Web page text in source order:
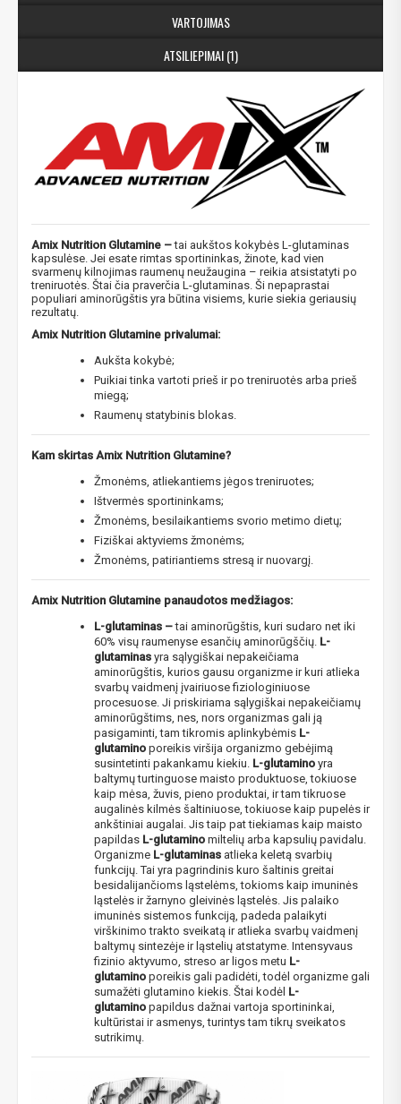
VARTOJIMAS
ATSILIEPIMAI (1)
Amix Nutrition Glutamine –tai aukštos kokybės L-glutaminas
kapsulėse. Jei esate rimtas sportininkas, žinote, kad vien
svarmenų kilnojimas raumenų neužaugina – reikia atsistatyti po
treniruotės. Štai čia praverčia L-glutaminas. Ši nepaprastai
populiari aminorūgštis yra būtina visiems, kurie siekia geriausių
rezultatų.
Amix Nutrition Glutamine privalumai:
Aukšta kokybė;
Puikiai tinka vartoti prieš ir po treniruotės arba prieš
miegą;
Raumenų statybinis blokas.
Kam skirtas Amix Nutrition Glutamine?
​Žmonėms, atliekantiems jėgos treniruotes;
Ištvermės sportininkams;
Žmonėms, besilaikantiems svorio metimo dietų;
Fiziškai aktyviems žmonėms;
Žmonėms, patiriantiems stresą ir nuovargį.
Amix Nutrition Glutamine panaudotos medžiagos:
L-glutaminas –tai aminorūgštis, kuri sudaro net iki
60% visų raumenyse esančių aminorūgščių. L-
glutaminas yra sąlygiškai nepakeičiama
aminorūgštis, kurios gausu organizme ir kuri atlieka
svarbų vaidmenį įvairiuose fiziologiniuose
procesuose. Ji priskiriama sąlygiškai nepakeičiamų
aminorūgštims, nes, nors organizmas gali ją
pasigaminti, tam tikromis aplinkybėmis L-
glutamino poreikis viršija organizmo gebėjimą
susintetinti pakankamu kiekiu. L-glutamino yra
baltymų turtinguose maisto produktuose, tokiuose
kaip mėsa, žuvis, pieno produktai, ir tam tikruose
augalinės kilmės šaltiniuose, tokiuose kaip pupelės ir
ankštiniai augalai. Jis taip pat tiekiamas kaip maisto
papildas L-glutamino miltelių arba kapsulių pavidalu.
Organizme L-glutaminas atlieka keletą svarbių
funkcijų. Tai yra pagrindinis kuro šaltinis greitai
besidalijančioms ląstelėms, tokioms kaip imuninės
ląstelės ir žarnyno gleivinės ląstelės. Jis palaiko
imuninės sistemos funkciją, padeda palaikyti
virškinimo trakto sveikatą ir atlieka svarbų vaidmenį
baltymų sintezėje ir ląstelių atstatyme. Intensyvaus
fizinio aktyvumo, streso ar ligos metu L-
glutamino poreikis gali padidėti, todėl organizme gali
sumažėti glutamino kiekis. Štai kodėl L-
glutamino papildus dažnai vartoja sportininkai,
kultūristai ir asmenys, turintys tam tikrų sveikatos
sutrikimų.
NUOLAIDA TAU!
-10%* nuolaidos kodąapsipirkimui (daugeliui